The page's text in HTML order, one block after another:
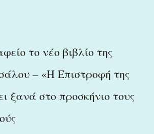
το νέο βιβλίο της
– «Η Επιστροφή της
ξανά στο προσκήνιο τους